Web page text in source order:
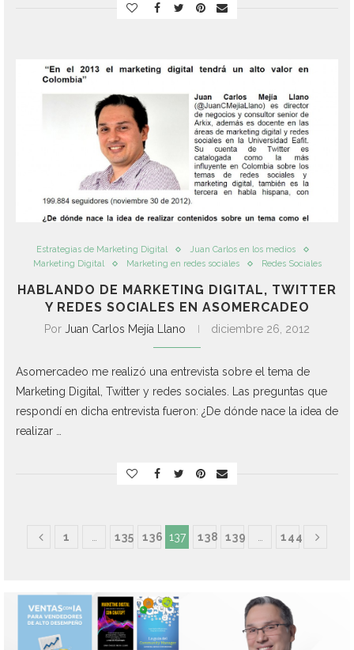
Estrategias de Marketing Digital
Juan Carlos en los medios
Marketing Digital
Marketing en redes sociales Redes Sociales
HABLANDO DE MARKETING DIGITAL, TWITTER
Y REDES SOCIALES EN ASOMERCADEO
Por Juan Carlos Mejía Llano diciembre 26, 2012
Asomercadeo me realizó una entrevista sobre el tema de
Marketing Digital, Twitter y redes sociales. Las preguntas que
respondí en dicha entrevista fueron: ¿De dónde nace la idea de
realizar …
1 … 135 136 137 138 139 … 144